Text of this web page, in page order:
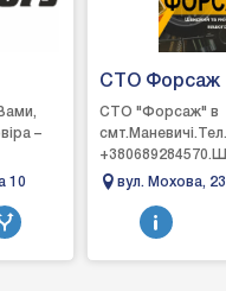
–
10
СТО Форсаж
СТО "Форсаж" в
смт.Маневичі.Тел.
якісний ремонт
автомобіля:-
рульове
вул. Мохова,
Волинська